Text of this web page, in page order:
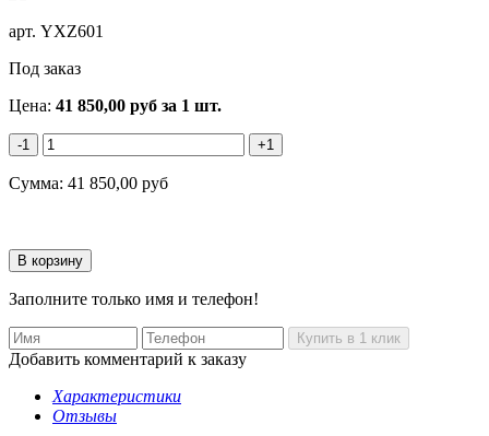
арт. YXZ601
Под заказ
Цена: 41 850,00 руб за 1 шт.
-1 +1
Сумма: 41 850,00 руб
Заполните только имя и телефон!
Добавить комментарий к заказу
Характеристики
Отзывы